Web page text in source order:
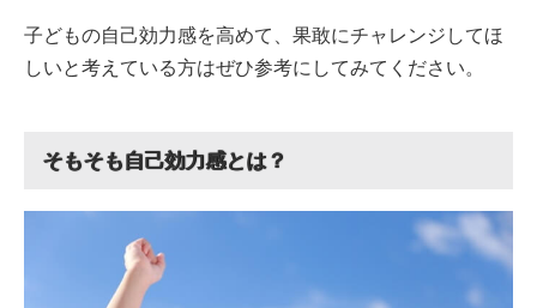
子どもの自己効力感を高めて、果敢にチャレンジしてほ
しいと考えている方はぜひ参考にしてみてください。
そもそも自己効力感とは？